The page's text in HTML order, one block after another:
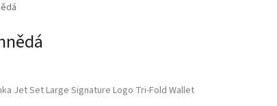
Jet Set Large Signature Logo Tri-Fold Wallet